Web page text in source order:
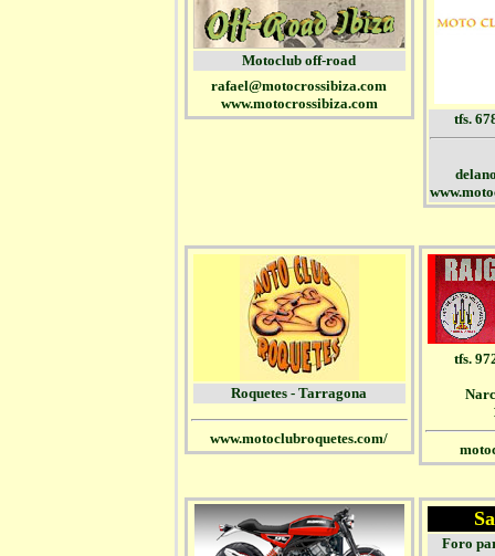
Motoclub off-road
rafael@motocrossibiza.com
www.motocrossibiza.com
tfs.
Roquetes - Tarragona
www.motoclubroquetes.com/
tfs.
Foro